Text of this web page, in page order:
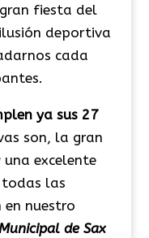
fiesta del
deportiva
cada
ya sus 27
son, la gran
excelente
las
en nuestro
de Sax